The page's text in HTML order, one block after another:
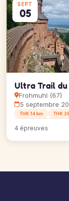
SEPT
05
Ultra Trail
Frohmuhl (67)
5 septembre
THK 14 km THK
4 épreuves